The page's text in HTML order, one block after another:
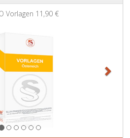
Vorlagen 11,90 €